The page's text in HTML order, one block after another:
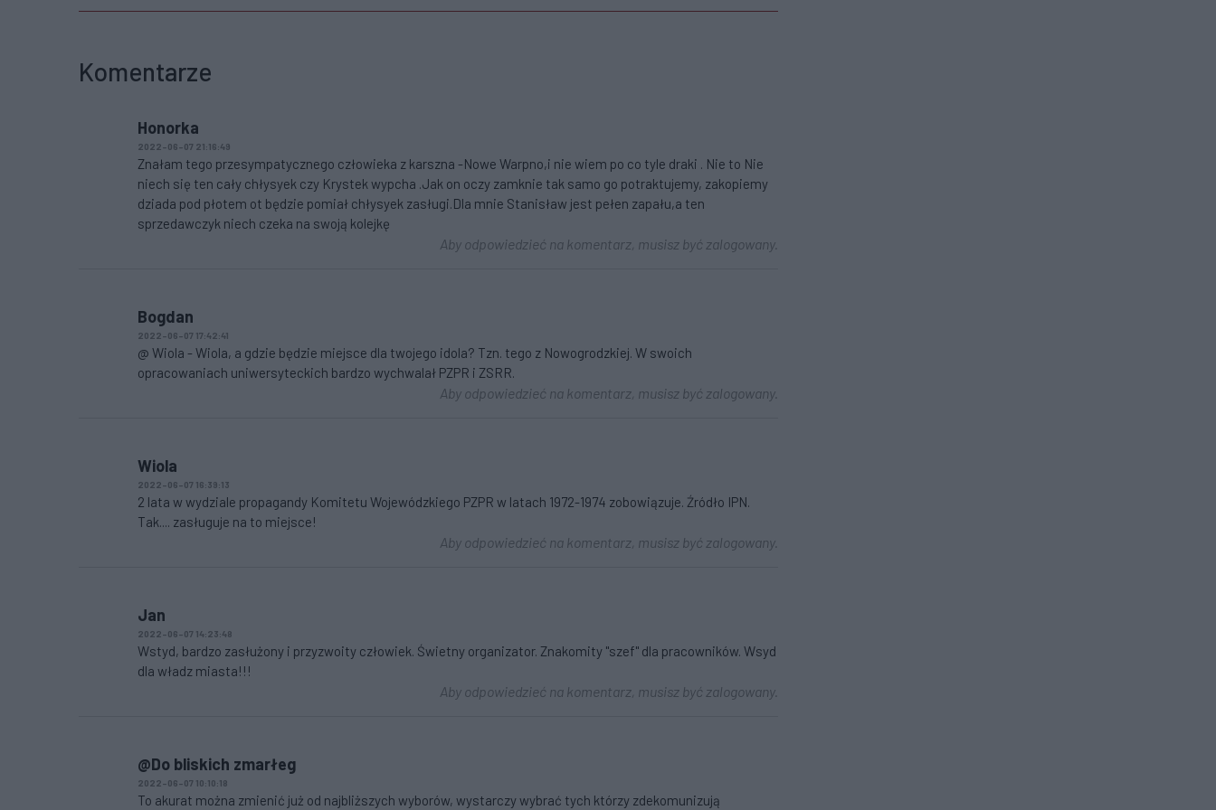
Komentarze
Honorka
2022-06-07 21:16:49
Znałam tego przesympatycznego człowieka z karszna -Nowe Warpno,i nie wiem po co tyle draki . Nie to Nie
niech się ten cały chłysyek czy Krystek wypcha .Jak on oczy zamknie tak samo go potraktujemy, zakopiemy
dziada pod płotem ot będzie pomiał chłysyek zasługi.Dla mnie Stanisław jest pełen zapału,a ten
sprzedawczyk niech czeka na swoją kolejkę
Aby odpowiedzieć na komentarz, musisz być zalogowany.
Bogdan
2022-06-07 17:42:41
@ Wiola - Wiola, a gdzie będzie miejsce dla twojego idola? Tzn. tego z Nowogrodzkiej. W swoich
opracowaniach uniwersyteckich bardzo wychwalał PZPR i ZSRR.
Aby odpowiedzieć na komentarz, musisz być zalogowany.
Wiola
2022-06-07 16:39:13
2 lata w wydziale propagandy Komitetu Wojewódzkiego PZPR w latach 1972-1974 zobowiązuje. Źródło IPN.
Tak.... zasługuje na to miejsce!
Aby odpowiedzieć na komentarz, musisz być zalogowany.
Jan
2022-06-07 14:23:48
Wstyd, bardzo zasłużony i przyzwoity człowiek. Świetny organizator. Znakomity "szef" dla pracowników. Wsyd
dla władz miasta!!!
Aby odpowiedzieć na komentarz, musisz być zalogowany.
@Do bliskich zmarłeg
2022-06-07 10:10:18
To akurat można zmienić już od najbliższych wyborów, wystarczy wybrać tych którzy zdekomunizują